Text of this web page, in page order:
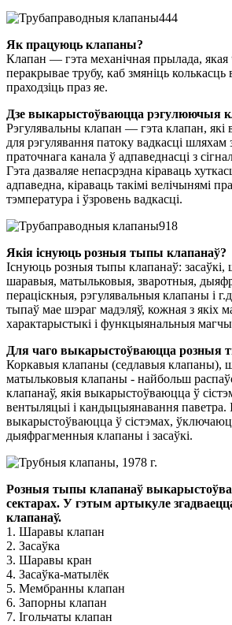
Як працуюць клапаны?
Клапан — гэта механічная прылада, якая
перакрывае трубу, каб змяніць колькасць
праходзіць праз яе.
Дзе выкарыстоўваюцца рэгулюючыя
Рэгулявальны клапан — гэта клапан, які
для рэгулявання патоку вадкасці
праточнага канала ў адпаведнасці з
Гэта дазваляе непасрэдна кіраваць
адпаведна, кіраваць такімі велічынямі
тэмпература і ўзровень вадкасці.
Якія існуюць розныя тыпы клапанаў?
Існуюць розныя тыпы клапанаў: засаўкі,
шаравыя, матыльковыя, зваротныя,
пераціскныя, рэгулявальныя клапаны і
тыпаў мае шэраг мадэляў, кожная з якіх
характарыстыкі і функцыянальныя
Для чаго выкарыстоўваюцца розныя
Коркавыя клапаны (седлавыя клапаны),
матыльковыя клапаны - найбольш
клапанаў, якія выкарыстоўваюцца ў
вентыляцыі і кандыцыянавання паветра.
выкарыстоўваюцца ў сістэмах,
дыяфрагменныя клапаны і засаўкі.
Розныя тыпы клапанаў
сектарах. У гэтым артыкуле
клапанаў.
1. Шаравы клапан
2. Засаўка
3. Шаравы кран
4. Засаўка-матылёк
5. Мембранны клапан
6. Запорны клапан
7. Ігольчаты клапан